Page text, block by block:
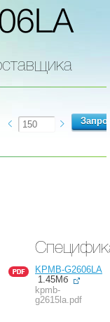
KPMB-G2606LA
1.45Мб
kpmb-
g2615la.pdf